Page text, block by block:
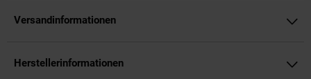
Versandinformationen
Herstellerinformationen